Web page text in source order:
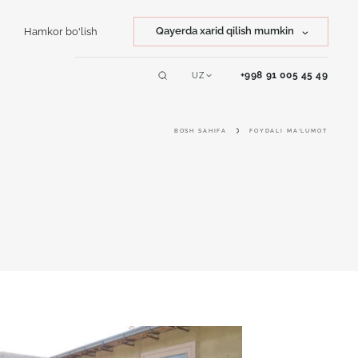
Hamkor bo'lish Qayerda xarid qilish mumkin
UZ +998 91 005 45 49
BOSH SAHIFA FOYDALI MA'LUMOT